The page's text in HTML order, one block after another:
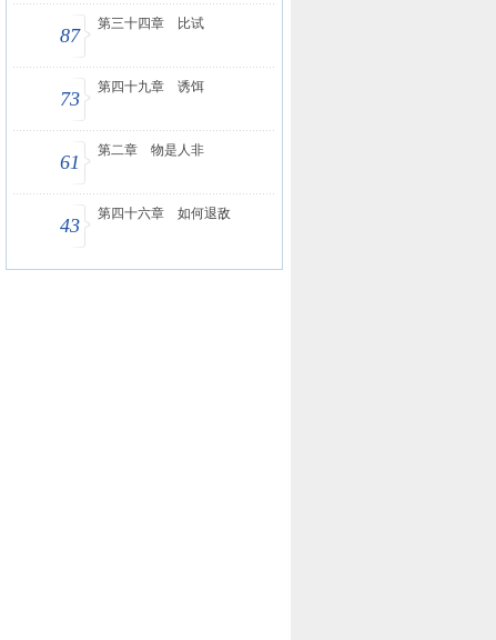
87
第三十四章 比试
73
第四十九章 诱饵
61
第二章 物是人非
43
第四十六章 如何退敌